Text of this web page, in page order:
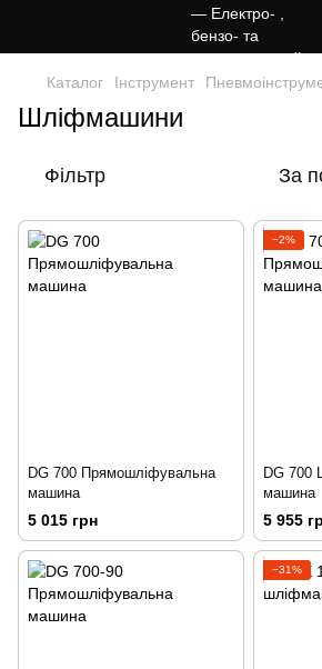
Каталог Інструмент
Шліфмашини
Фільтр За
DG 700 Прямошліфувальна
машина
5 015 грн
−2%
DG 700
машина
5 955
−31%